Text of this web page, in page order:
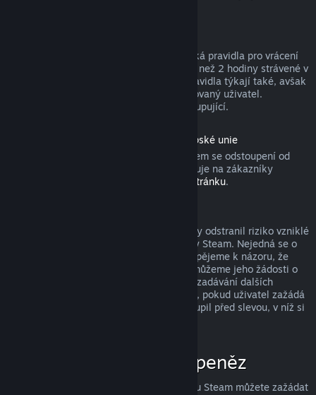
Na neaktivované dárky se vztahují klasická pravidla pro vrácení
peněz (tedy 14 dnů od zakoupení a méně než 2 hodiny strávené v
produktu). Aktivovaných dárků se tato pravidla týkají také, avšak
žádost o vrácení peněz musí zadat obdarovaný uživatel.
Prostředky použité k nákupu získá zpět kupující.
Odstoupení od smlouvy podle práva Evropské unie
Pokud se chcete dozvědět, jakým způsobem se odstoupení od
smlouvy podle práva Evropské unie vztahuje na zákazníky
tuto stránku.
Systém vracení peněz byl navržen tak, aby odstranil riziko vzniklé
při nakupování produktů v obchodě služby Steam. Nejedná se o
způsob, jak získat hry zdarma! Pokud dospějeme k názoru, že
některý uživatel tento systém zneužívá, můžeme jeho žádosti o
vrácení peněz zamítnout a znemožnit mu zadávání dalších
žádostí. Za zneužití nepovažujeme případ, pokud uživatel zažádá
o vrácení peněz za produkt, který si zakoupil před slevou, v níž si
Jak zažádat o vrácení peněz
O vrácení peněz či jinou pomoc se službou Steam můžete zažádat